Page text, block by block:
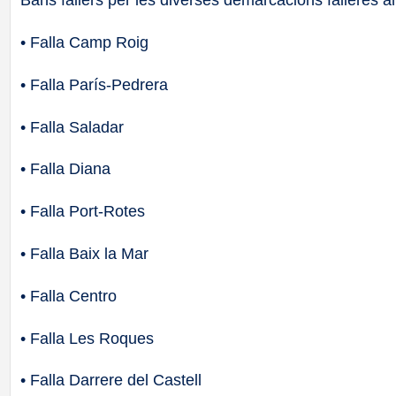
• Falla Camp Roig
• Falla París-Pedrera
• Falla Saladar
• Falla Diana
• Falla Port-Rotes
• Falla Baix la Mar
• Falla Centro
• Falla Les Roques
• Falla Darrere del Castell